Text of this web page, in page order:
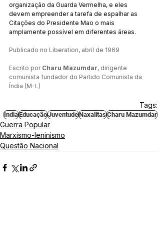
organização da Guarda Vermelha, e eles
devem empreender a tarefa de espalhar as
Citações do Presidente Mao o mais
amplamente possível em diferentes áreas.
Publicado no Liberation, abril de 1969
Escrito por Charu Mazumdar, dirigente
comunista fundador do Partido Comunista da
Índia (M-L)
Tags:
ÍndiaEducaçãoJuventudeNaxalitasCharu Mazumdar
Guerra Popular
Marxismo-leninismo
Questão Nacional